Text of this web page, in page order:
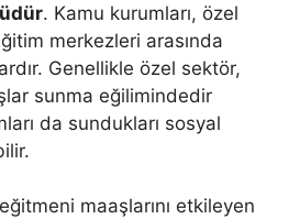
. Kamu kurumları, özel
merkezleri arasında
Genellikle özel sektör,
sunma eğilimindedir
da sundukları sosyal
maaşlarını etkileyen